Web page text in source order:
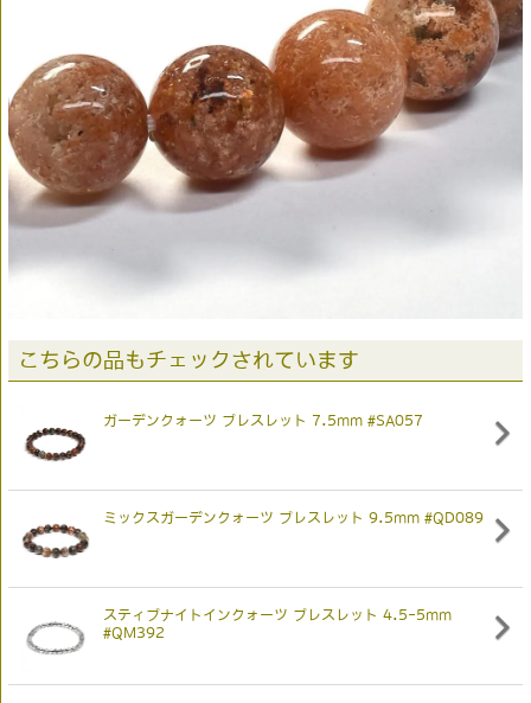
こちらの品もチェックされています
ガーデンクォーツ ブレスレット 7.5mm #SA057
ミックスガーデンクォーツ ブレスレット 9.5mm #QD089
スティブナイトインクォーツ ブレスレット 4.5-5mm
#QM392